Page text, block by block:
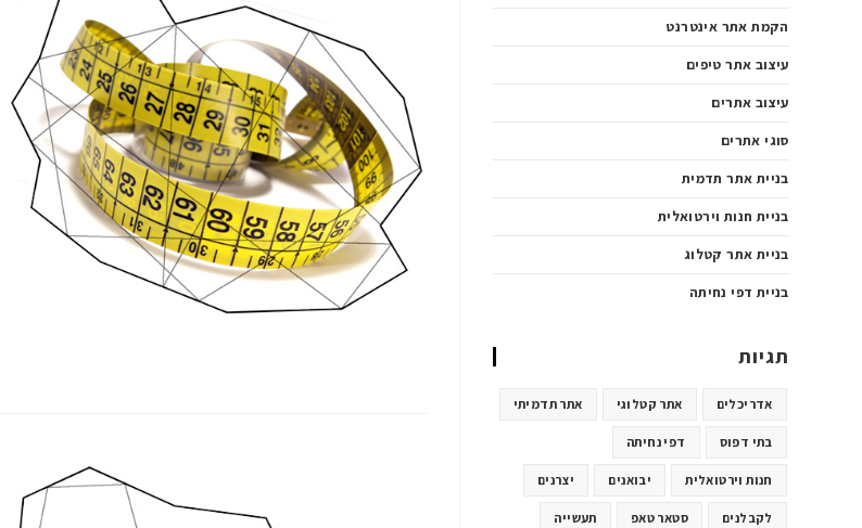
הקמת אתר אינטרנט
עיצוב אתר טיפים
עיצוב אתרים
סוגי אתרים
בניית אתר תדמית
בניית חנות וירטואלית
בניית אתר קטלוג
בניית דפי נחיתה
תגיות
אדריכלים אתר קטלוגי אתר תדמיתי
בתי דפוס דפי נחיתה
חנות וירטואלית יבואנים יצרנים
לקבלנים סטאר טאפ תעשייה